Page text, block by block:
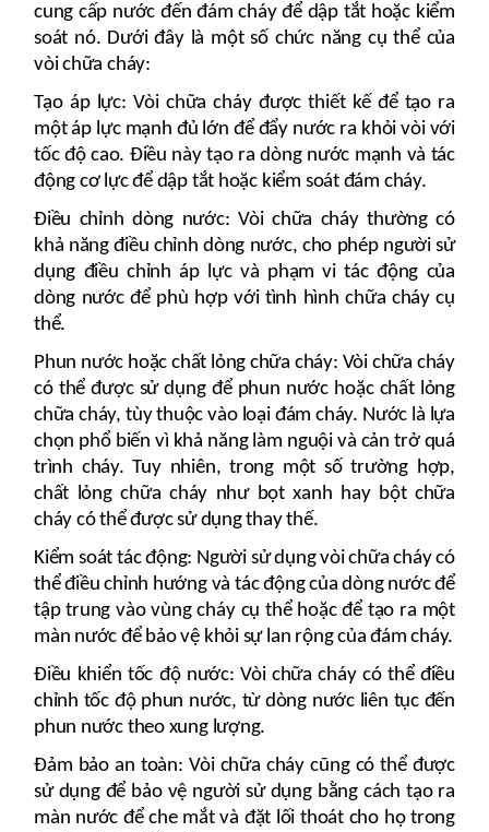
cung cấp nước đến đám cháy để dập tắt hoặc kiểm
soát nó. Dưới đây là một số chức năng cụ thể của
vòi chữa cháy:
Tạo áp lực: Vòi chữa cháy được thiết kế để tạo ra
một áp lực mạnh đủ lớn để đẩy nước ra khỏi vòi với
tốc độ cao. Điều này tạo ra dòng nước mạnh và tác
động cơ lực để dập tắt hoặc kiểm soát đám cháy.
Điều chỉnh dòng nước: Vòi chữa cháy thường có
khả năng điều chỉnh dòng nước, cho phép người sử
dụng điều chỉnh áp lực và phạm vi tác động của
dòng nước để phù hợp với tình hình chữa cháy cụ
thể.
Phun nước hoặc chất lỏng chữa cháy: Vòi chữa cháy
có thể được sử dụng để phun nước hoặc chất lỏng
chữa cháy, tùy thuộc vào loại đám cháy. Nước là lựa
chọn phổ biến vì khả năng làm nguội và cản trở quá
trình cháy. Tuy nhiên, trong một số trường hợp,
chất lỏng chữa cháy như bọt xanh hay bột chữa
cháy có thể được sử dụng thay thế.
Kiểm soát tác động: Người sử dụng vòi chữa cháy có
thể điều chỉnh hướng và tác động của dòng nước để
tập trung vào vùng cháy cụ thể hoặc để tạo ra một
màn nước để bảo vệ khỏi sự lan rộng của đám cháy.
Điều khiển tốc độ nước: Vòi chữa cháy có thể điều
chỉnh tốc độ phun nước, từ dòng nước liên tục đến
phun nước theo xung lượng.
Đảm bảo an toàn: Vòi chữa cháy cũng có thể được
sử dụng để bảo vệ người sử dụng bằng cách tạo ra
màn nước để che mắt và đặt lối thoát cho họ trong